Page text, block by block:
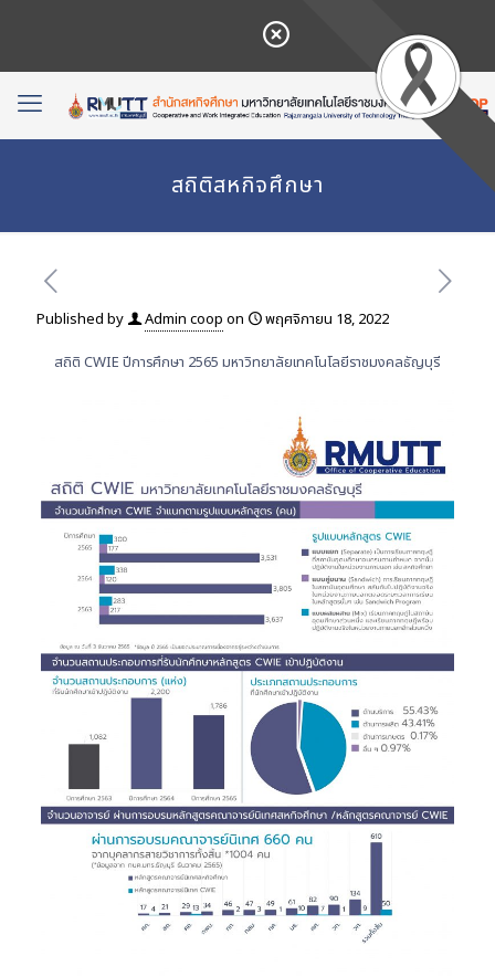
สถิติสหกิจศึกษา
Published by Admin coop on
พฤศจิกายน 18, 2022
สถิติ CWIE ปีการศึกษา 2565 มหาวิทยาลัยเทคโนโลยีราชมงคลธัญบุรี